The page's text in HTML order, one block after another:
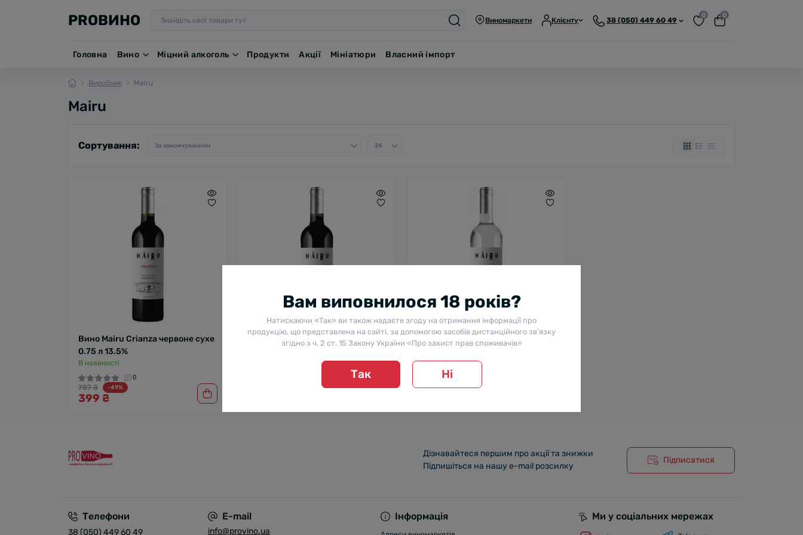
PROВИНО Виномаркети Клієнту 38 (050) 449 60 49
0 0
Головна Вино Міцний алкоголь Продукти Акції Мініатюри Власний імпорт
Виробник Mairu
Mairu
Сортування:
Вино Mairu Crianza червоне сухе
0.75 л 13.5%
В наявності
0
787 ₴ -49%
399 ₴
Вино Іспанії Mairu Garnacha
Вино Mairu Viura біле сухе 0.75 л
369 ₴
Дізнавайтеся першим про акції та знижки
Підпишіться на нашу e-mail розсилку
Підписатися
Телефони
38 (050) 449 60 49
E-mail
info@provino.ua
Інформація Ми у соціальних мережах
Вам виповнилося 18 років?
Натискаючи «Так» ви також надаєте згоду на отримання інформації про
продукцію, що представлена на сайті, за допомогою засобів дистанційного зв’язку
згідно з ч. 2 ст. 15 Закону України «Про захист прав споживачів»
Так Ні